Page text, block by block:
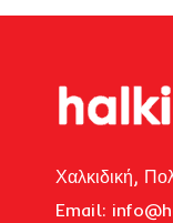
Χαλκιδική,
Email: i